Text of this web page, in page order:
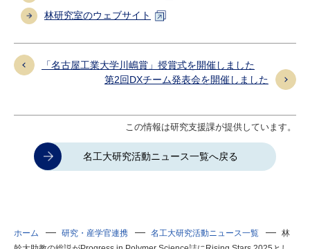
林研究室のウェブサイト
「名古屋工業大学川嶋賞」授賞式を開催しました
第2回DXチーム発表会を開催しました
この情報は研究支援課が提供しています。
名工大研究活動ニュース一覧へ戻る
ホーム 研究・産学官連携 名工大研究活動ニュース一覧
林